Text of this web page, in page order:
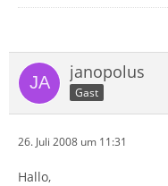
janopolus
Gast
26. Juli 2008 um 11:31
Hallo,